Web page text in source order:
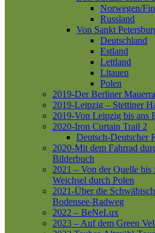
Norwegen/
Russland
Von Sankt
Deutschland
Estland
Lettland
Litauen
Polen
2019-Der Berliner
2019-Leipzig – Stettiner
2019-Von Leipzig bis ans
2020-Iron Curtain Trail 2
Deutsch-Deutscher
2020-Mit dem Fahrrad
Bilderbuch
2021 – Von der Quelle
Weichsel durch Polen
2021-Über die
Bodensee-Radweg
2022 – BeNeLux
2023 – Auf dem Green